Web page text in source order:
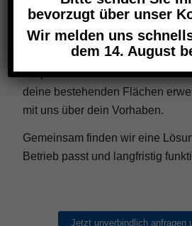
planen
Du planst eine neue
deine bestehenden Flächen
mit uns über dein Vorhaben.
Gemeinsam finden wir eine
Betrieb passt und langfristig
Jetzt unverbindlich anfragen
bevorzugt über unser
Wir melden uns
dem 14. August